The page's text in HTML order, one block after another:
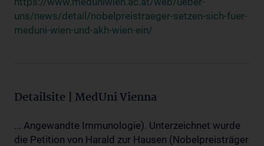
uns/news/detail/nobelpreistraeger-setzen-sich-fuer-
meduni-wien-und-akh-wien-ein/
Detailsite | MedUni Vienna
... Angewandte Immunologie). Unterzeichnet wurde
die Petition von Harald zur Hausen (Nobelpreisträger